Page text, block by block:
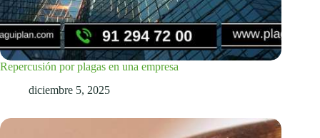
Repercusión por plagas en una empresa
diciembre 5, 2025